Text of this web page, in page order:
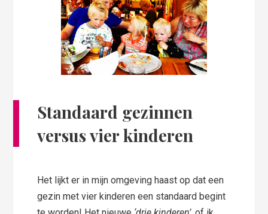
Standaard gezinnen
versus vier kinderen
Het lijkt er in mijn omgeving haast op dat een
gezin met vier kinderen een standaard begint